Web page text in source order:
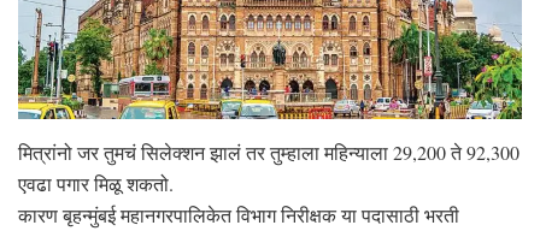
मित्रांनो जर तुमचं सिलेक्शन झालं तर तुम्हाला महिन्याला 29,200 ते 92,300
एवढा पगार मिळू शकतो.
कारण बृहन्मुंबई महानगरपालिकेत विभाग निरीक्षक या पदासाठी भरती